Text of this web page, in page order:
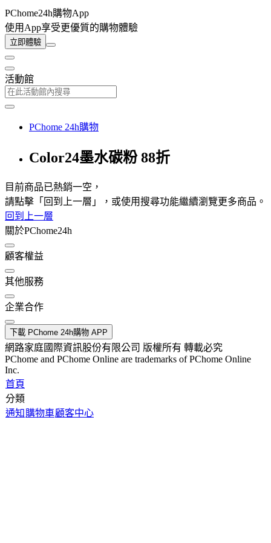
PChome24h購物App
使用App享受更優質的購物體驗
立即體驗
活動館
PChome 24h購物
Color24墨水碳粉 88折
目前商品已熱銷一空，
請點擊「回到上一層」，或使用搜尋功能繼續瀏覽更多商品。
回到上一層
關於PChome24h
顧客權益
其他服務
企業合作
下載 PChome 24h購物 APP
網路家庭國際資訊股份有限公司 版權所有 轉載必究
PChome and PChome Online are trademarks of PChome Online
Inc.
首頁
分類
通知 購物車顧客中心